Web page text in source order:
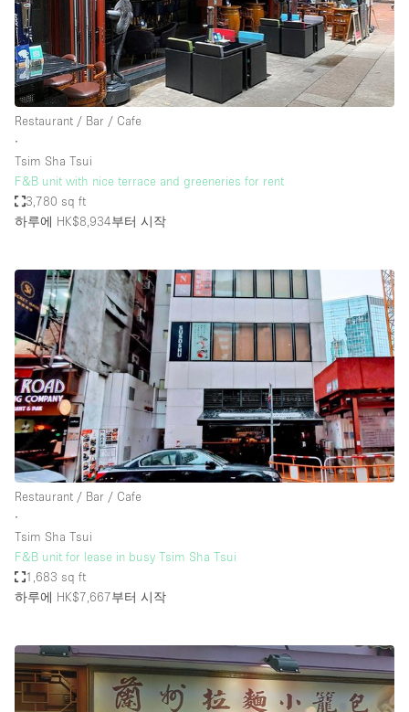
Restaurant / Bar / Cafe
∙
Tsim Sha Tsui
F&B unit with nice terrace and greeneries for rent
3,780 sq ft
하루에 HK$8,934부터 시작
Restaurant / Bar / Cafe
∙
Tsim Sha Tsui
F&B unit for lease in busy Tsim Sha Tsui
1,683 sq ft
하루에 HK$7,667부터 시작